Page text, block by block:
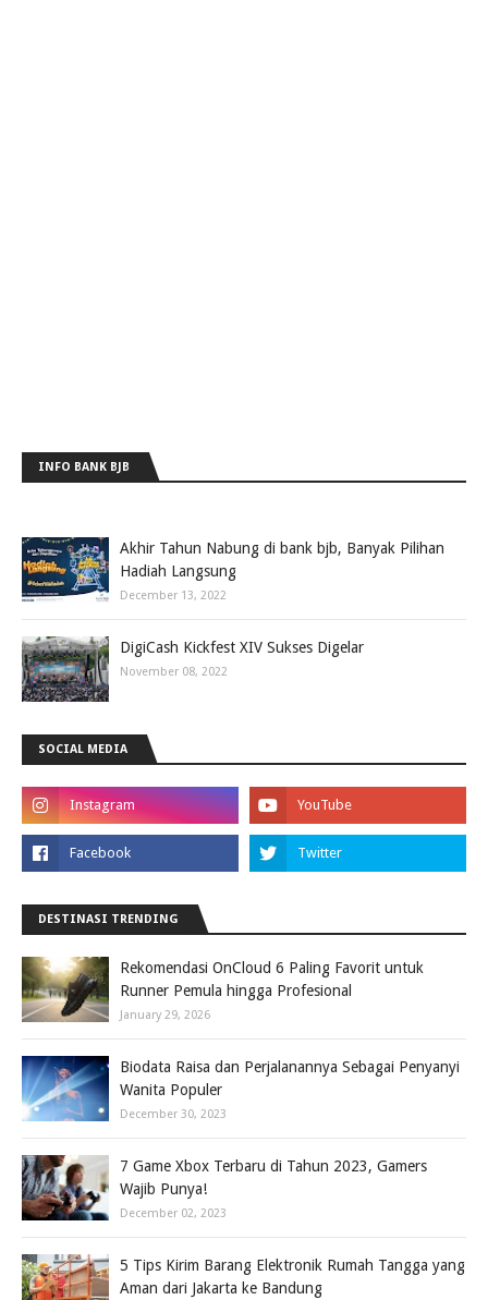
INFO BANK BJB
Akhir Tahun Nabung di bank bjb, Banyak Pilihan
Hadiah Langsung
December 13, 2022
DigiCash Kickfest XIV Sukses Digelar
November 08, 2022
SOCIAL MEDIA
DESTINASI TRENDING
Rekomendasi OnCloud 6 Paling Favorit untuk
Runner Pemula hingga Profesional
January 29, 2026
Biodata Raisa dan Perjalanannya Sebagai Penyanyi
Wanita Populer
December 30, 2023
7 Game Xbox Terbaru di Tahun 2023, Gamers
Wajib Punya!
December 02, 2023
5 Tips Kirim Barang Elektronik Rumah Tangga yang
Aman dari Jakarta ke Bandung